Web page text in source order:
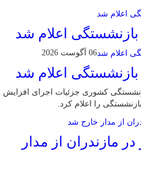
اعلام شد
06 آگوست 2026
اعلام شد
کشوری جزئیات اجرای افزایش
را اعلام کرد.
در مازندران از مدار